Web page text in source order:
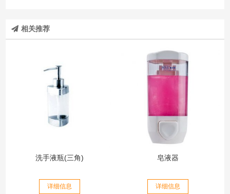
相关推荐
洗手液瓶(三角)
详细信息
皂液器
详细信息